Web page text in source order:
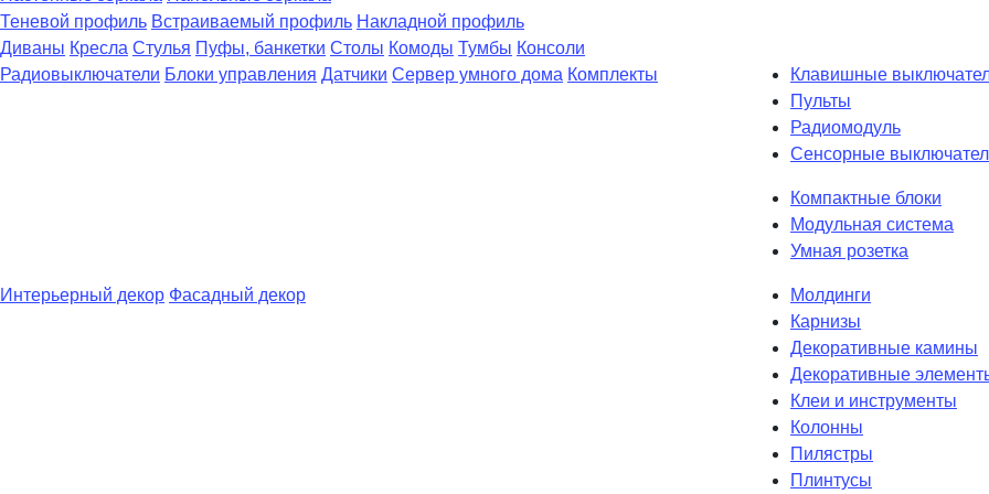
Теневой профиль Встраиваемый профиль Накладной профиль
Диваны Кресла Стулья Пуфы, банкетки Столы Комоды Тумбы Консоли
Радиовыключатели Блоки управления Датчики Сервер умного дома Комплекты
Клавишные
Пульты
Радиомодуль
Сенсорные
Компактные блоки
Модульная система
Умная розетка
Интерьерный декор Фасадный декор
Молдинги
Карнизы
Декоративные камины
Декоративные
Клеи и инструменты
Колонны
Пилястры
Плинтусы